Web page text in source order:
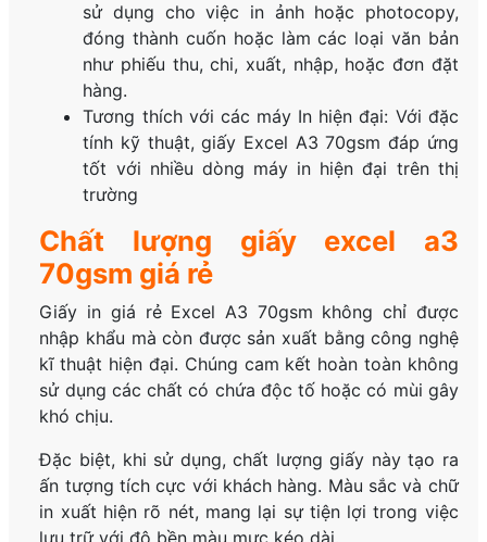
sử dụng cho việc in ảnh hoặc photocopy,
đóng thành cuốn hoặc làm các loại văn bản
như phiếu thu, chi, xuất, nhập, hoặc đơn đặt
hàng.
Tương thích với các máy In hiện đại: Với đặc
tính kỹ thuật, giấy Excel A3 70gsm đáp ứng
tốt với nhiều dòng máy in hiện đại trên thị
trường
Chất lượng giấy excel a3
70gsm giá rẻ
Giấy in giá rẻ Excel A3 70gsm không chỉ được
nhập khẩu mà còn được sản xuất bằng công nghệ
kĩ thuật hiện đại. Chúng cam kết hoàn toàn không
sử dụng các chất có chứa độc tố hoặc có mùi gây
khó chịu.
Đặc biệt, khi sử dụng, chất lượng giấy này tạo ra
ấn tượng tích cực với khách hàng. Màu sắc và chữ
in xuất hiện rõ nét, mang lại sự tiện lợi trong việc